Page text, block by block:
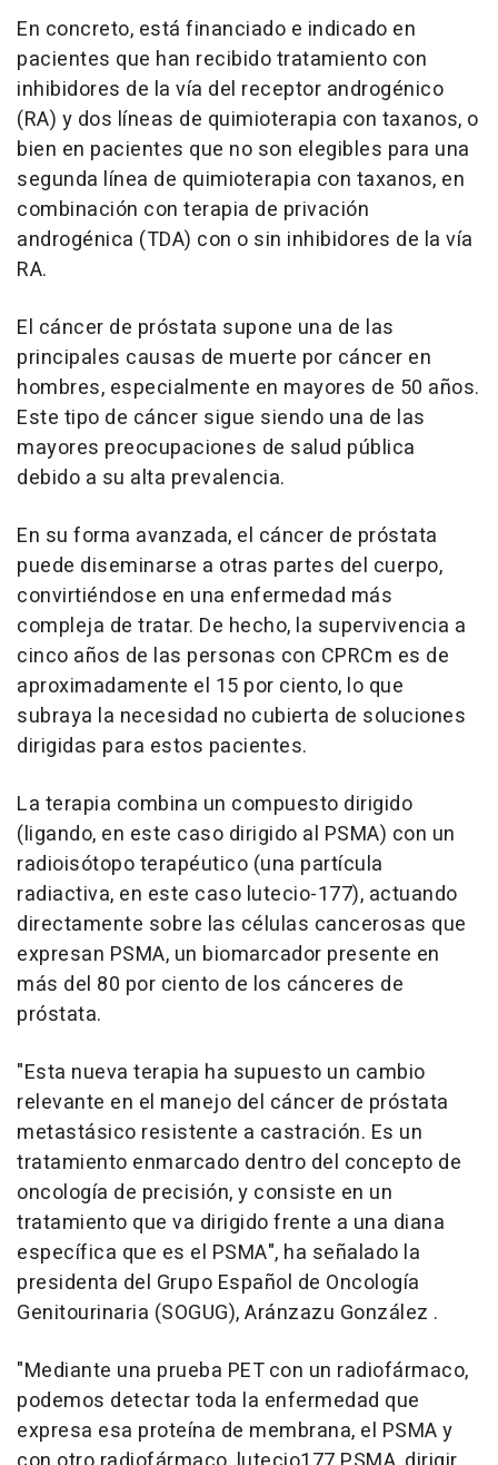
En concreto, está financiado e indicado en
pacientes que han recibido tratamiento con
inhibidores de la vía del receptor androgénico
(RA) y dos líneas de quimioterapia con taxanos, o
bien en pacientes que no son elegibles para una
segunda línea de quimioterapia con taxanos, en
combinación con terapia de privación
androgénica (TDA) con o sin inhibidores de la vía
RA.
El cáncer de próstata supone una de las
principales causas de muerte por cáncer en
hombres, especialmente en mayores de 50 años.
Este tipo de cáncer sigue siendo una de las
mayores preocupaciones de salud pública
debido a su alta prevalencia.
En su forma avanzada, el cáncer de próstata
puede diseminarse a otras partes del cuerpo,
convirtiéndose en una enfermedad más
compleja de tratar. De hecho, la supervivencia a
cinco años de las personas con CPRCm es de
aproximadamente el 15 por ciento, lo que
subraya la necesidad no cubierta de soluciones
dirigidas para estos pacientes.
La terapia combina un compuesto dirigido
(ligando, en este caso dirigido al PSMA) con un
radioisótopo terapéutico (una partícula
radiactiva, en este caso lutecio-177), actuando
directamente sobre las células cancerosas que
expresan PSMA, un biomarcador presente en
más del 80 por ciento de los cánceres de
próstata.
"Esta nueva terapia ha supuesto un cambio
relevante en el manejo del cáncer de próstata
metastásico resistente a castración. Es un
tratamiento enmarcado dentro del concepto de
oncología de precisión, y consiste en un
tratamiento que va dirigido frente a una diana
específica que es el PSMA", ha señalado la
presidenta del Grupo Español de Oncología
Genitourinaria (SOGUG), Aránzazu González .
"Mediante una prueba PET con un radiofármaco,
podemos detectar toda la enfermedad que
expresa esa proteína de membrana, el PSMA y